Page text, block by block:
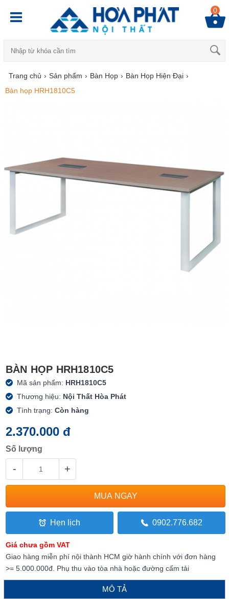
0
Trang chủ › Sản phẩm › Bàn Họp › Bàn Họp Hiện Đại ›
Bàn họp HRH1810C5
BÀN HỌP HRH1810C5
Mã sản phẩm: HRH1810C5
Thương hiệu: Nội Thất Hòa Phát
Tình trạng:Còn hàng
2.370.000 đ
Số lượng
- +
Hẹn lịch 0902.776.682
Giá chưa gồm VAT
Giao hàng miễn phí nội thành HCM giờ hành chính với đơn hàng
>= 5.000.000đ. Phụ thu vào tòa nhà hoặc đường cấm tải
MÔ TẢ